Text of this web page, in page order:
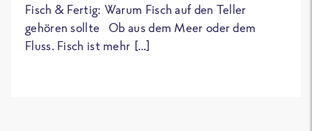
Fisch & Fertig: Warum Fisch auf den Teller
gehören sollte Ob aus dem Meer oder dem
Fluss. Fisch ist mehr […]